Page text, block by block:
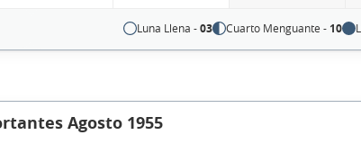
Luna Llena -03 Cuarto Menguante - 10
Agosto 1955